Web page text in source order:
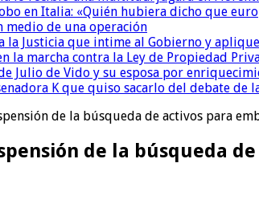
en Italia: «Quién hubiera dicho que
medio de una operación
Justicia que intime al Gobierno y
la marcha contra la Ley de Propiedad
Julio de Vido y su esposa por
K que quiso sacarlo del debate
de la búsqueda de activos para
de la búsqueda